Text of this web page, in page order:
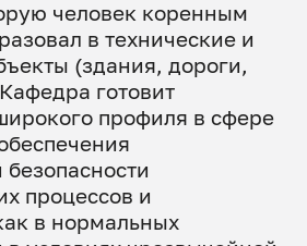
человек коренным
в технические и
(здания, дороги,
готовит
профиля в сфере
процессов и
в нормальных